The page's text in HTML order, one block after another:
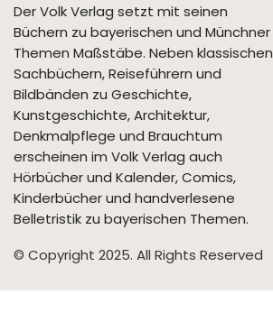
Der Volk Verlag setzt mit seinen
Büchern zu bayerischen und Münchner
Themen Maßstäbe. Neben klassischen
Sachbüchern, Reiseführern und
Bildbänden zu Geschichte,
Kunstgeschichte, Architektur,
Denkmalpflege und Brauchtum
erscheinen im Volk Verlag auch
Hörbücher und Kalender, Comics,
Kinderbücher und handverlesene
Belletristik zu bayerischen Themen.
© Copyright 2025. All Rights Reserved